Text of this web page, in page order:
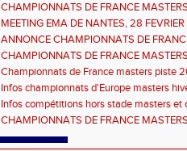
CHAMPIONNATS DE FRANCE
informations sur les inscriptions et report
MEETING EMA DE NANTES, 28
ANNONCE CHAMPIONNATS DE
ÉPREUVES COMBINÉES ET ÉPREUVES
CHAMPIONNATS DE FRANCE
2026, site de l'organisation.
Championnats de France masters piste
Infos championnats d'Europe masters
Infos compétitions hors stade masters et
CHAMPIONNATS DE FRANCE